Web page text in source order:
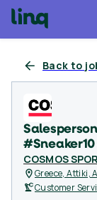
Back to
COSMOS
Greece, Attiki,
Customer